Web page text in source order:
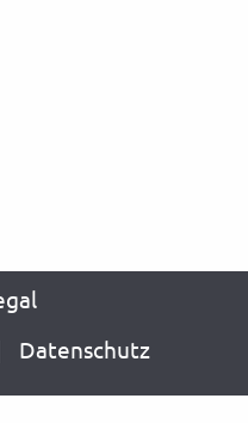
Datenschutz